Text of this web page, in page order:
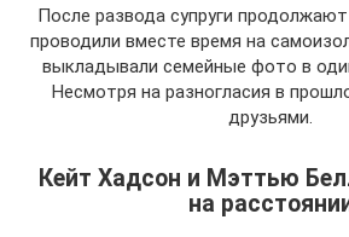
После развода супруги
проводили вместе время на
выкладывали семейные фото в
Несмотря на разногласия в
друзьями.
Кейт Хадсон и Мэттью
на